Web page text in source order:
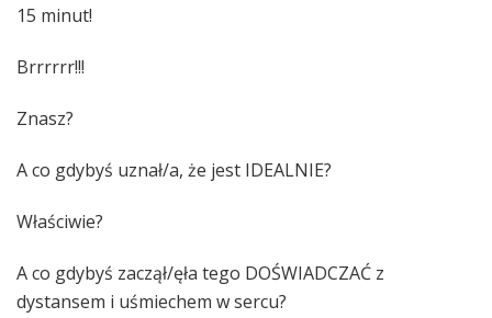
15 minut!
Brrrrrr!!!
Znasz?
A co gdybyś uznał/a, że jest IDEALNIE?
Właściwie?
A co gdybyś zaczął/ęła tego DOŚWIADCZAĆ z
dystansem i uśmiechem w sercu?